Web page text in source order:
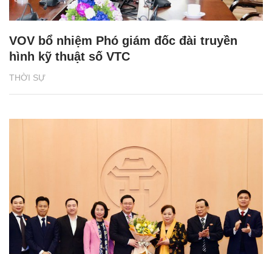
THỜI SỰ
VOV bổ nhiệm Phó giám đốc đài truyền
hình kỹ thuật số VTC